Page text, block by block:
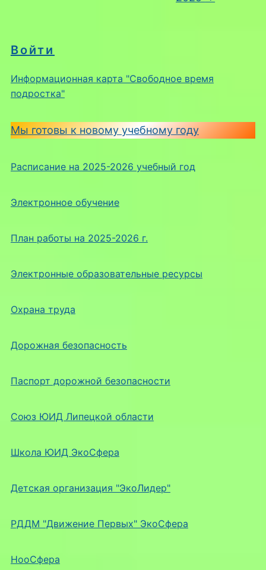
Войти
Информационная карта "Свободное время
подростка"
Мы готовы к новому учебному году
Расписание на 2025-2026 учебный год
Электронное обучение
План работы на 2025-2026 г.
Электронные образовательные ресурсы
Охрана труда
Дорожная безопасность
Паспорт дорожной безопасности
Союз ЮИД Липецкой области
Школа ЮИД ЭкоСфера
Детская организация "ЭкоЛидер"
РДДМ "Движение Первых" ЭкоСфера
НооСфера